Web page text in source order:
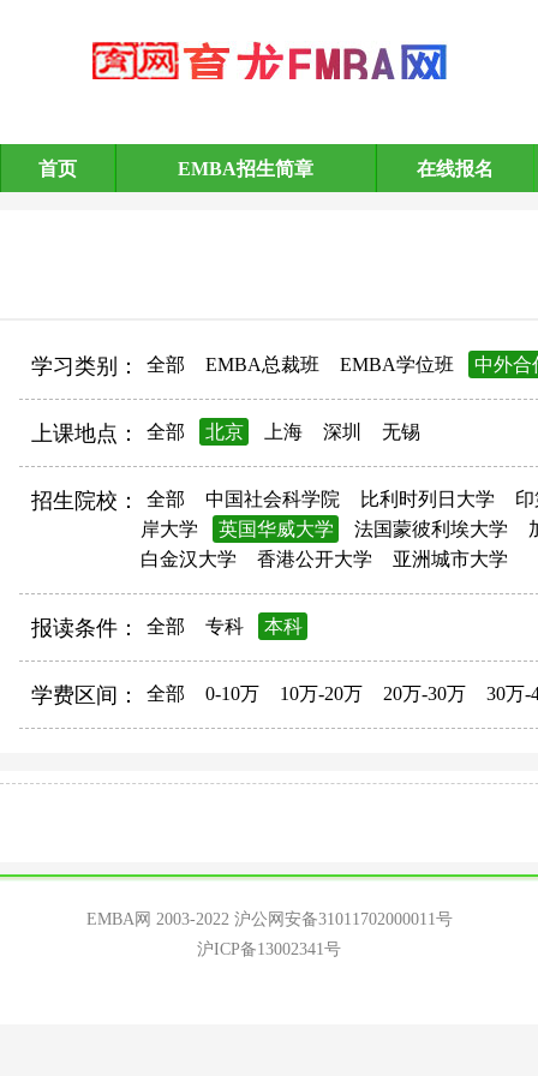
EMBA招生简章
首页 EMBA招生简章 在线报名
学习类别： 全部 EMBA总裁班 EMBA学位班 中外合
上课地点： 全部 北京 上海 深圳 无锡
招生院校： 全部 中国社会科学院 比利时列日大学
岸大学
英国华威大学 法国蒙彼利埃大学
白金汉大学
香港公开大学 亚洲城市大学
报读条件： 全部 专科 本科
学费区间： 全部 0-10万 10万-20万 20万-30万 30万-
EMBA网 2003-2022 沪公网安备31011702000011号
沪ICP备13002341号